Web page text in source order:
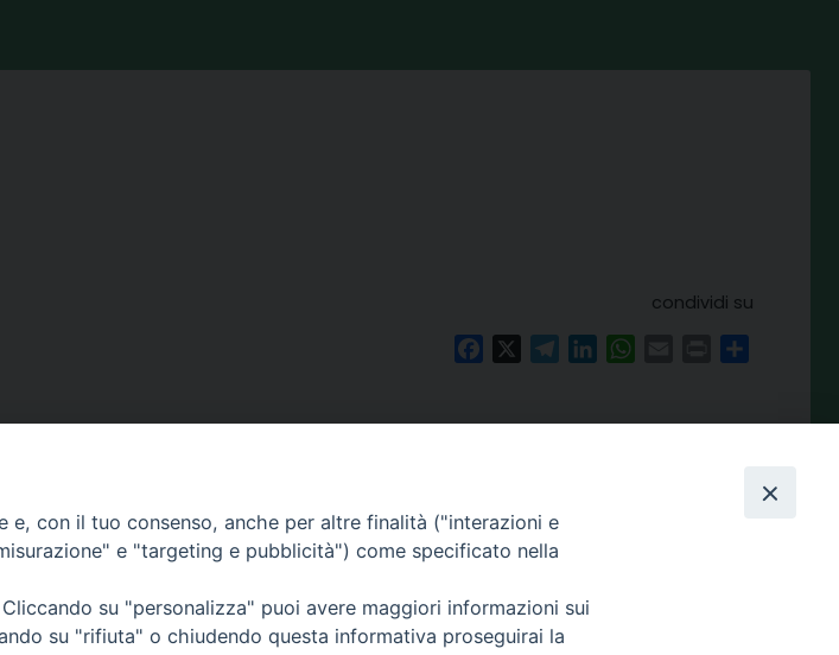
condividi su
FacebookTelegramLinkedInWhatsAppPrint
e@mail:info@diocesicosenza.it
tel: +39 0984 687712
trasparente
con il tuo consenso, anche per altre finalità ("interazioni e
e "targeting e pubblicità") come specificato nella
su "personalizza" puoi avere maggiori informazioni sui
su "rifiuta" o chiudendo questa informativa proseguirai la